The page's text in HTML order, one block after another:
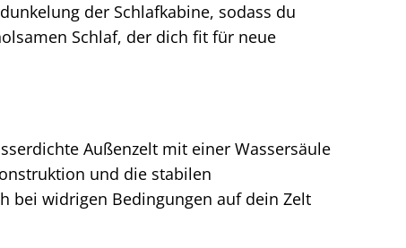
der Schlafkabine, sodass du
Schlaf, der dich fit für neue
Außenzelt mit einer Wassersäule
und die stabilen
bei widrigen Bedingungen auf dein Zelt